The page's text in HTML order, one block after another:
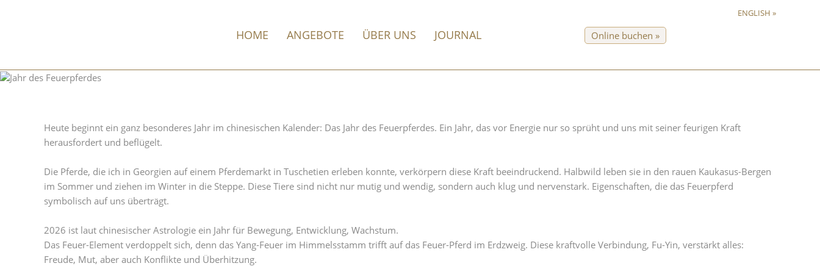
ENGLISH »
Online buchen »
HOME ANGEBOTE ÜBER UNS JOURNAL
Heute beginnt ein ganz besonderes Jahr im chinesischen Kalender: Das Jahr des Feuerpferdes. Ein Jahr, das vor Energie nur so sprüht und uns mit seiner feurigen Kraft
herausfordert und beflügelt.
Die Pferde, die ich in Georgien auf einem Pferdemarkt in Tuschetien erleben konnte, verkörpern diese Kraft beeindruckend. Halbwild leben sie in den rauen Kaukasus-Bergen
im Sommer und ziehen im Winter in die Steppe. Diese Tiere sind nicht nur mutig und wendig, sondern auch klug und nervenstark. Eigenschaften, die das Feuerpferd
symbolisch auf uns überträgt.
2026 ist laut chinesischer Astrologie ein Jahr für Bewegung, Entwicklung, Wachstum.
Das Feuer-Element verdoppelt sich, denn das Yang-Feuer im Himmelsstamm trifft auf das Feuer-Pferd im Erdzweig. Diese kraftvolle Verbindung, Fu-Yin, verstärkt alles:
Freude, Mut, aber auch Konflikte und Überhitzung.